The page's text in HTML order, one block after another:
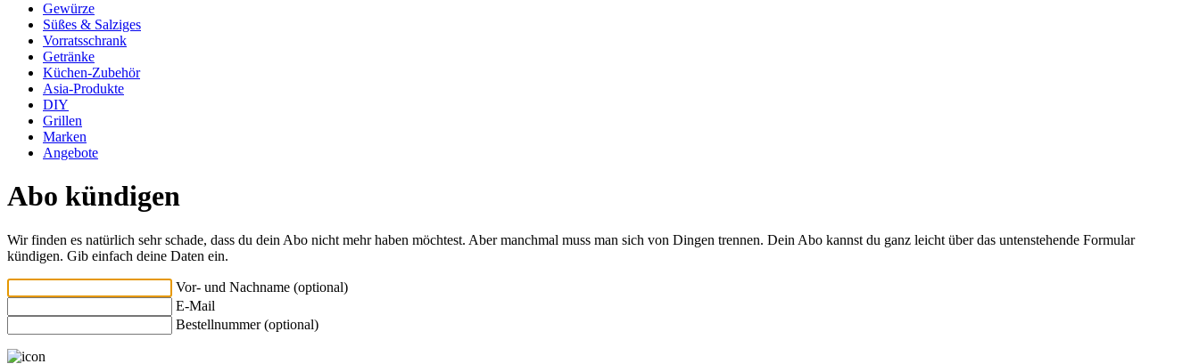
Gewürze
Süßes & Salziges
Vorratsschrank
Getränke
Küchen-Zubehör
Asia-Produkte
DIY
Grillen
Marken
Angebote
Abo kündigen
Wir finden es natürlich sehr schade, dass du dein Abo nicht mehr haben möchtest. Aber manchmal muss man sich von Dingen trennen. Dein Abo kannst du ganz leicht über das untenstehende Formular
kündigen. Gib einfach deine Daten ein.
Vor- und Nachname (optional)
E-Mail
Bestellnummer (optional)